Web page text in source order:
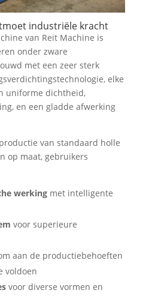
industriële kracht
van Reit Machine is
onder zware
met een zeer sterk
elke
uniforme dichtheid,
en een gladde afwerking
van standaard holle
op maat, gebruikers
werkingmet intelligente
voor superieure
aan de productiebehoeften
voldoen
voor diverse vormen en